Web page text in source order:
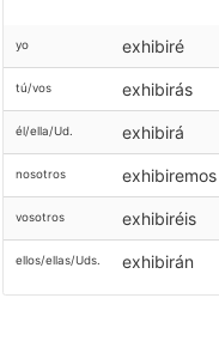
yo exhibiré
tú/vos exhibirás
él/ella/Ud. exhibirá
nosotros exhibiremos
vosotros exhibiréis
ellos/ellas/Uds. exhibirán